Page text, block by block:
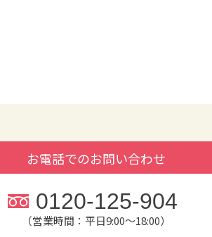
お電話でのお問い合わせ
0120-125-904
（営業時間：平日9:00～18:00）